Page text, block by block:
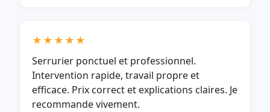
★★★★★
Serrurier ponctuel et professionnel.
Intervention rapide, travail propre et
efficace. Prix correct et explications claires. Je
recommande vivement.